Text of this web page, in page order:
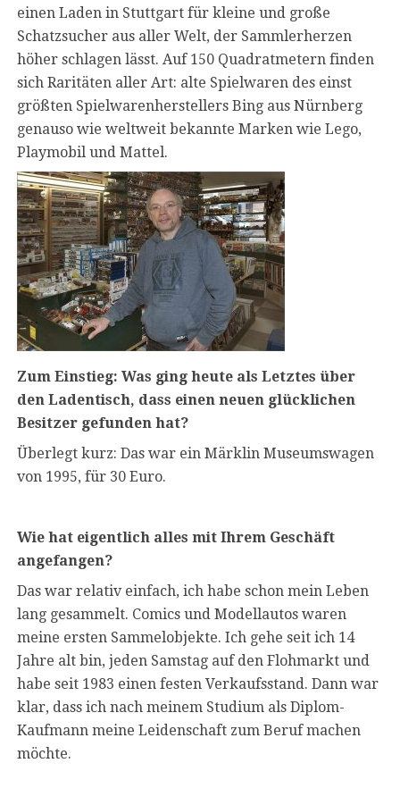
einen Laden in Stuttgart für kleine und große
Schatzsucher aus aller Welt, der Sammlerherzen
höher schlagen lässt. Auf 150 Quadratmetern finden
sich Raritäten aller Art: alte Spielwaren des einst
größten Spielwarenherstellers Bing aus Nürnberg
genauso wie weltweit bekannte Marken wie Lego,
Playmobil und Mattel.
Zum Einstieg: Was ging heute als Letztes über
den Ladentisch, dass einen neuen glücklichen
Besitzer gefunden hat?
Überlegt kurz: Das war ein Märklin Museumswagen
von 1995, für 30 Euro.
Wie hat eigentlich alles mit Ihrem Geschäft
angefangen?
Das war relativ einfach, ich habe schon mein Leben
lang gesammelt. Comics und Modellautos waren
meine ersten Sammelobjekte. Ich gehe seit ich 14
Jahre alt bin, jeden Samstag auf den Flohmarkt und
habe seit 1983 einen festen Verkaufsstand. Dann war
klar, dass ich nach meinem Studium als Diplom-
Kaufmann meine Leidenschaft zum Beruf machen
möchte.